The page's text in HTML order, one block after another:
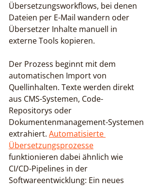
Übersetzungsworkflows, bei denen
Dateien per E-Mail wandern oder
Übersetzer Inhalte manuell in
externe Tools kopieren.
Der Prozess beginnt mit dem
automatischen Import von
Quellinhalten. Texte werden direkt
aus CMS-Systemen, Code-
Repositorys oder
Dokumentenmanagement-Systemen
extrahiert. Automatisierte
Übersetzungsprozesse
funktionieren dabei ähnlich wie
CI/CD-Pipelines in der
Softwareentwicklung: Ein neues